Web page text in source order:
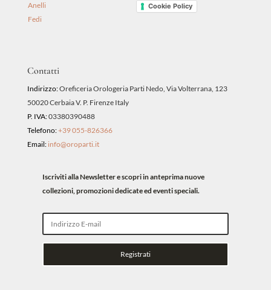
Anelli
Fedi
Cookie Policy
Contatti
Indirizzo:Oreficeria Orologeria Parti Nedo, Via Volterrana, 123
50020 Cerbaia V. P. Firenze Italy
P. IVA:03380390488
Telefono:+39 055-826366
Email: info@oroparti.it
Iscriviti alla Newsletter e scopri in anteprima nuove
collezioni, promozioni dedicate ed eventi speciali.
Registrati